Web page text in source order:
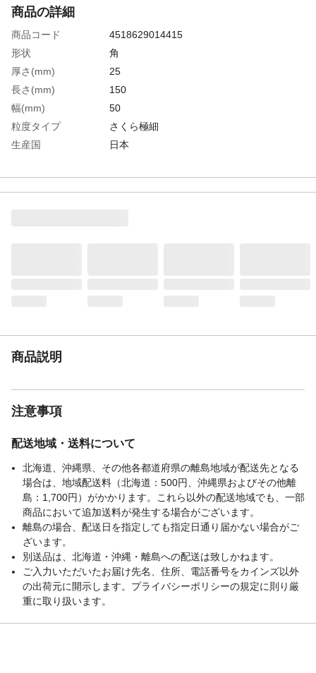
商品の詳細
商品コード
4518629014415
形状
角
厚さ(mm)
25
長さ(mm)
150
幅(mm)
50
粒度タイプ
さくら極細
生産国
日本
商品説明
注意事項
配送地域・送料について
北海道、沖縄県、その他各都道府県の離島地域が配送先となる
場合は、地域配送料（北海道：500円、沖縄県およびその他離
島：1,700円）がかかります。これら以外の配送地域でも、一部
商品において追加送料が発生する場合がございます。
離島の場合、配送日を指定しても指定日通り届かない場合がご
ざいます。
別送品は、北海道・沖縄・離島への配送は致しかねます。
ご入力いただいたお届け先名、住所、電話番号をカインズ以外
の出荷元に開示します。プライバシーポリシーの規定に則り厳
重に取り扱います。